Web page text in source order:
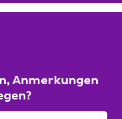
Anmerkungen